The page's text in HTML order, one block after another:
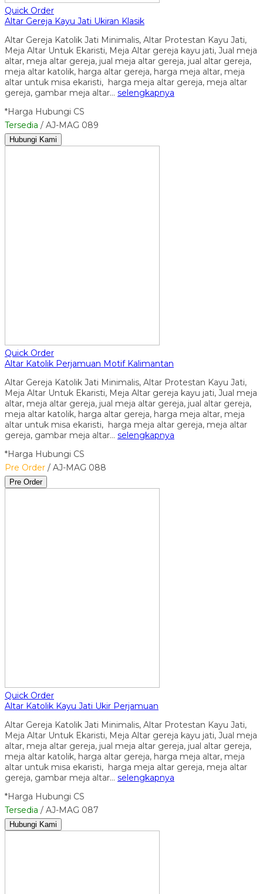
Quick Order
Altar Gereja Kayu Jati Ukiran Klasik
Altar Gereja Katolik Jati Minimalis, Altar Protestan Kayu Jati,
Meja Altar Untuk Ekaristi, Meja Altar gereja kayu jati, Jual meja
altar, meja altar gereja, jual meja altar gereja, jual altar gereja,
meja altar katolik, harga altar gereja, harga meja altar, meja
altar untuk misa ekaristi, harga meja altar gereja, meja altar
gereja, gambar meja altar… selengkapnya
*Harga Hubungi CS
Tersedia / AJ-MAG 089
Hubungi Kami
Quick Order
Altar Katolik Perjamuan Motif Kalimantan
Altar Gereja Katolik Jati Minimalis, Altar Protestan Kayu Jati,
Meja Altar Untuk Ekaristi, Meja Altar gereja kayu jati, Jual meja
altar, meja altar gereja, jual meja altar gereja, jual altar gereja,
meja altar katolik, harga altar gereja, harga meja altar, meja
altar untuk misa ekaristi, harga meja altar gereja, meja altar
gereja, gambar meja altar… selengkapnya
*Harga Hubungi CS
Pre Order / AJ-MAG 088
Pre Order
Quick Order
Altar Katolik Kayu Jati Ukir Perjamuan
Altar Gereja Katolik Jati Minimalis, Altar Protestan Kayu Jati,
Meja Altar Untuk Ekaristi, Meja Altar gereja kayu jati, Jual meja
altar, meja altar gereja, jual meja altar gereja, jual altar gereja,
meja altar katolik, harga altar gereja, harga meja altar, meja
altar untuk misa ekaristi, harga meja altar gereja, meja altar
gereja, gambar meja altar… selengkapnya
*Harga Hubungi CS
Tersedia / AJ-MAG 087
Hubungi Kami